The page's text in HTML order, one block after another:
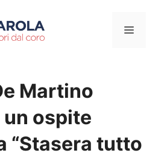
Menu
Martino
ospite
“Stasera tutto